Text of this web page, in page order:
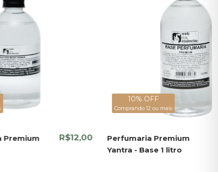
Premium R$12,00
10% OFF
Comprando 12 ou mais
Perfumaria Premium
Yantra - Base 1 litro